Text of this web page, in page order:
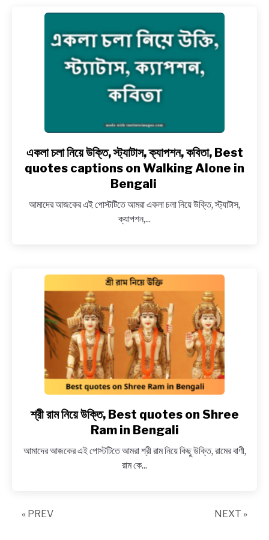
কবিতা,
Best
quotes
on
lotus
Bengali
link
to
একলা
নিয়ে
উক্তি,
Best
quotes
captions
on
Walking
Alone
in
Bengali
একলা চলা নিয়ে উক্তি, স্ট্যাটাস, ক্যাপশন, কবিতা, Best
quotes captions on Walking Alone in
Bengali
আমাদের আজকের এই পোস্টটিতে আমরা একলা চলা নিয়ে উক্তি, স্ট্যাটাস,
ক্যাপশন,...
link
to
রাম
নিয়ে
শ্রী রাম নিয়ে উক্তি, Best quotes on Shree
Ram in Bengali
আমাদের আজকের এই পোস্টটিতে আমরা শ্রী রাম নিয়ে কিছু উক্তি, রামের বাণী,
রাম কে...
« PREV NEXT »